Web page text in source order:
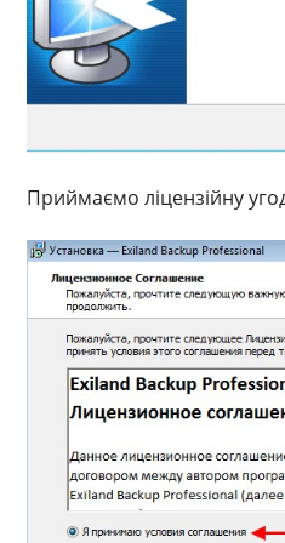
Приймаємо ліцензійну